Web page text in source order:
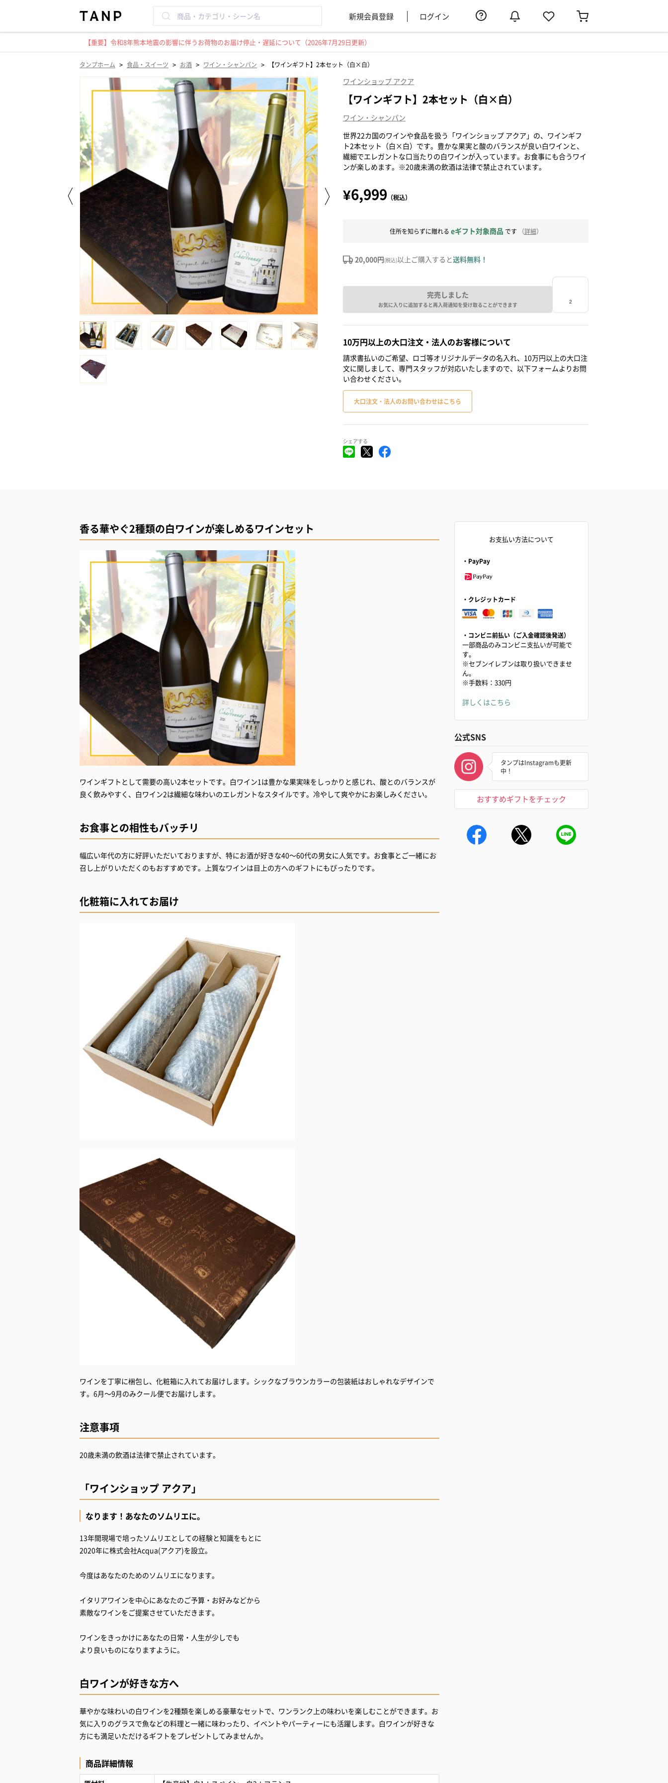
新規会員登録 ログイン
【重要】令和8年熊本地震の影響に伴うお荷物のお届け停止・遅延について（2026年7月29日更新）
タンプホーム > 食品・スイーツ > お酒 > ワイン・シャンパン > 【ワインギフト】2本セット（白×白）
ワインショップ アクア
【ワインギフト】2本セット（白×白）
ワイン・シャンパン
世界22カ国のワインや食品を扱う「ワインショップ アクア」の、ワインギフ
ト2本セット（白×白）です。豊かな果実と酸のバランスが良い白ワインと、
繊細でエレガントな口当たりの白ワインが入っています。お食事にも合うワイ
ンが楽しめます。※20歳未満の飲酒は法律で禁止されています。
¥6,999 （税込）
住所を知らずに贈れる eギフト対象商品 です （詳細）
20,000円(税込)以上ご購入すると送料無料！
完売しました
お気に入りに追加すると再入荷通知を受け取ることができます
10万円以上の大口注文・法人のお客様について
請求書払いのご希望、ロゴ等オリジナルデータの名入れ、10万円以上の大口注
文に関しまして、専門スタッフが対応いたしますので、以下フォームよりお問
い合わせください。
大口注文・法人のお問い合わせはこちら
シェアする
香る華やぐ2種類の白ワインが楽しめるワインセット
ワインギフトとして需要の高い2本セットです。白ワイン1は豊かな果実味をしっかりと感じれ、酸とのバランスが
良く飲みやすく、白ワイン2は繊細な味わいのエレガントなスタイルです。冷やして爽やかにお楽しみください。
お食事との相性もバッチリ
幅広い年代の方に好評いただいておりますが、特にお酒が好きな40～60代の男女に人気です。お食事とご一緒にお
召し上がりいただくのもおすすめです。上質なワインは目上の方へのギフトにもぴったりです。
化粧箱に入れてお届け
ワインを丁寧に梱包し、化粧箱に入れてお届けします。シックなブラウンカラーの包装紙はおしゃれなデザインで
す。6月～9月のみクール便でお届けします。
注意事項
20歳未満の飲酒は法律で禁止されています。
「ワインショップ アクア」
なります！あなたのソムリエに。
13年間現場で培ったソムリエとしての経験と知識をもとに
2020年に株式会社Acqua(アクア)を設立。
今度はあなたのためのソムリエになります。
イタリアワインを中心にあなたのご予算・お好みなどから
素敵なワインをご提案させていただきます。
ワインをきっかけにあなたの日常・人生が少しでも
白ワインが好きな方へ
華やかな味わいの白ワインを2種類を楽しめる豪華なセットで、ワンランク上の味わいを楽しむことができます。お
気に入りのグラスで魚などの料理と一緒に味わったり、イベントやパーティーにも活躍します。白ワインが好きな
方にも満足いただけるギフトをプレゼントしてみませんか。
商品詳細情報
お支払い方法について
・PayPay
・クレジットカード
・コンビニ前払い（ご入金確認後発送）
一部商品のみコンビニ支払いが可能で
す。
※セブンイレブンは取り扱いできませ
ん。
※手数料：330円
詳しくはこちら
公式SNS
タンプはInstagramも更新
中！
おすすめギフトをチェック